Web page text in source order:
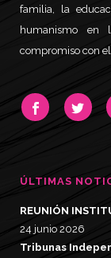
familia, la
humanismo en
compromiso con
ÚLTIMAS
REUNIÓN
24 junio 2026
Tribunas